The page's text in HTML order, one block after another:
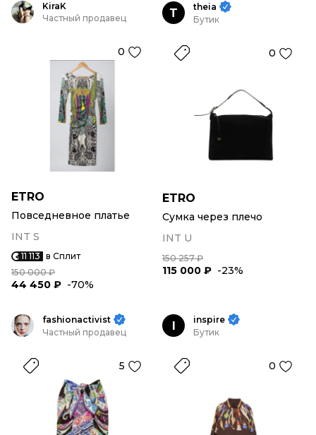
KiraK
Частный продавец
0
ETRO
Повседневное платье
INT S
11 113 в Сплит
150 000 ₽
44 450 ₽ -70%
T
theia
Бутик
0
ETRO
Сумка через плечо
INT U
150 257 ₽
115 000 ₽ -23%
fashionactivist
Частный продавец
5
I
inspire
Бутик
0